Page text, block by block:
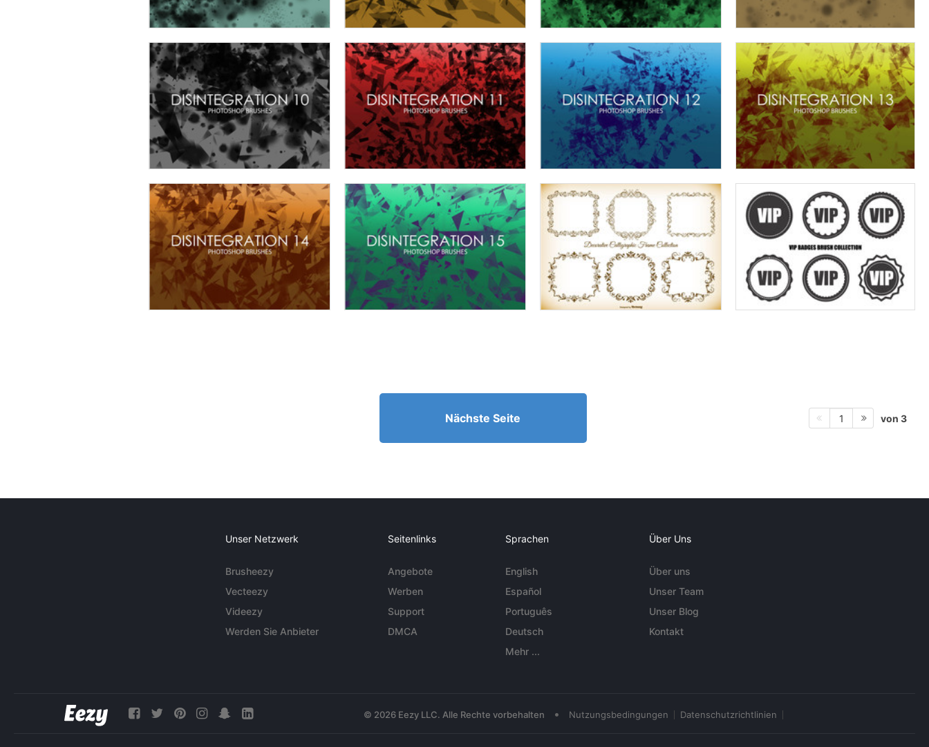
Nächste Seite 1 von 3
Unser Netzwerk
Brusheezy
Vecteezy
Videezy
Werden Sie Anbieter
Seitenlinks
Angebote
Werben
Support
DMCA
Sprachen
English
Español
Português
Deutsch
Mehr ...
Über Uns
Über uns
Unser Team
Unser Blog
Kontakt
© 2026 Eezy LLC. Alle Rechte vorbehalten • Nutzungsbedingungen Datenschutzrichtlinien